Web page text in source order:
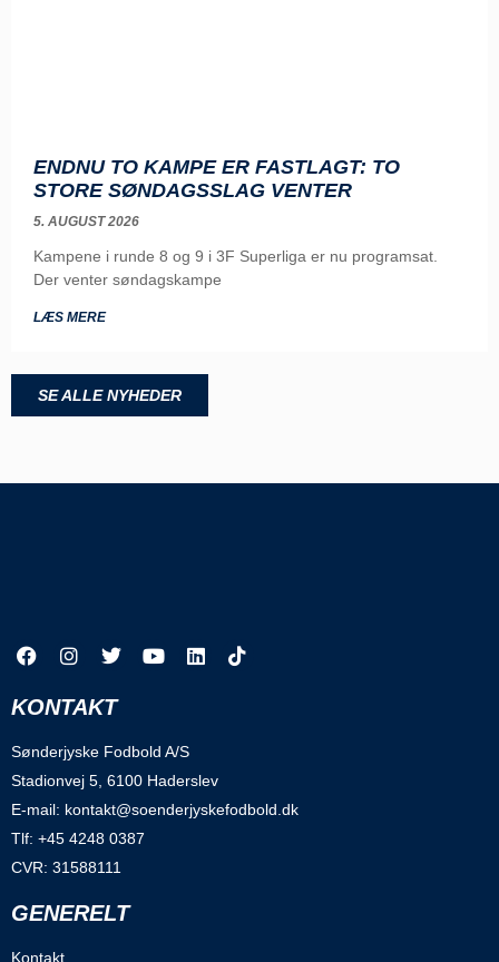
ENDNU TO KAMPE ER FASTLAGT: TO
STORE SØNDAGSSLAG VENTER
5. AUGUST 2026
Kampene i runde 8 og 9 i 3F Superliga er nu programsat.
Der venter søndagskampe
LÆS MERE
SE ALLE NYHEDER
KONTAKT
Sønderjyske Fodbold A/S
Stadionvej 5, 6100 Haderslev
E-mail: kontakt@soenderjyskefodbold.dk
Tlf: +45 4248 0387
CVR: 31588111
GENERELT
Kontakt